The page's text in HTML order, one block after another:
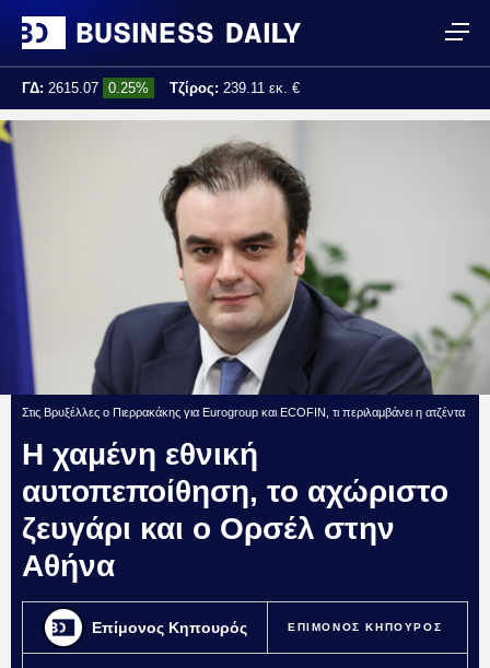
ΓΔ: 2615.07 0.25% Τζίρος: 239.11 εκ. €
Στις Βρυξέλλες ο Πιερρακάκης για Eurogroup και ECOFIN, τι περιλαμβάνει η ατζέντα
Η χαμένη εθνική
αυτοπεποίθηση, το αχώριστο
ζευγάρι και ο Ορσέλ στην
Αθήνα
Επίμονος Κηπουρός ΕΠΙΜΟΝΟΣ ΚΗΠΟΥΡΟΣ